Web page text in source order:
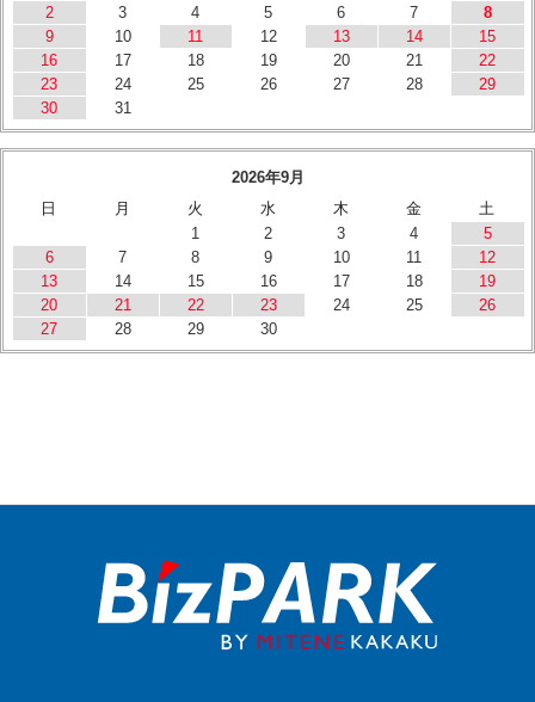
2
3 4 5 6 7
8
9
10 11 12 13 14
15
16
17 18 19 20 21
22
23
24 25 26 27 28
29
30
31
2026年9月
日
月 火 水 木 金
土
1
2 3 4
5
6
7 8 9 10 11
12
13
14 15 16 17 18
19
20
21 22 23 24 25
26
27
28 29 30